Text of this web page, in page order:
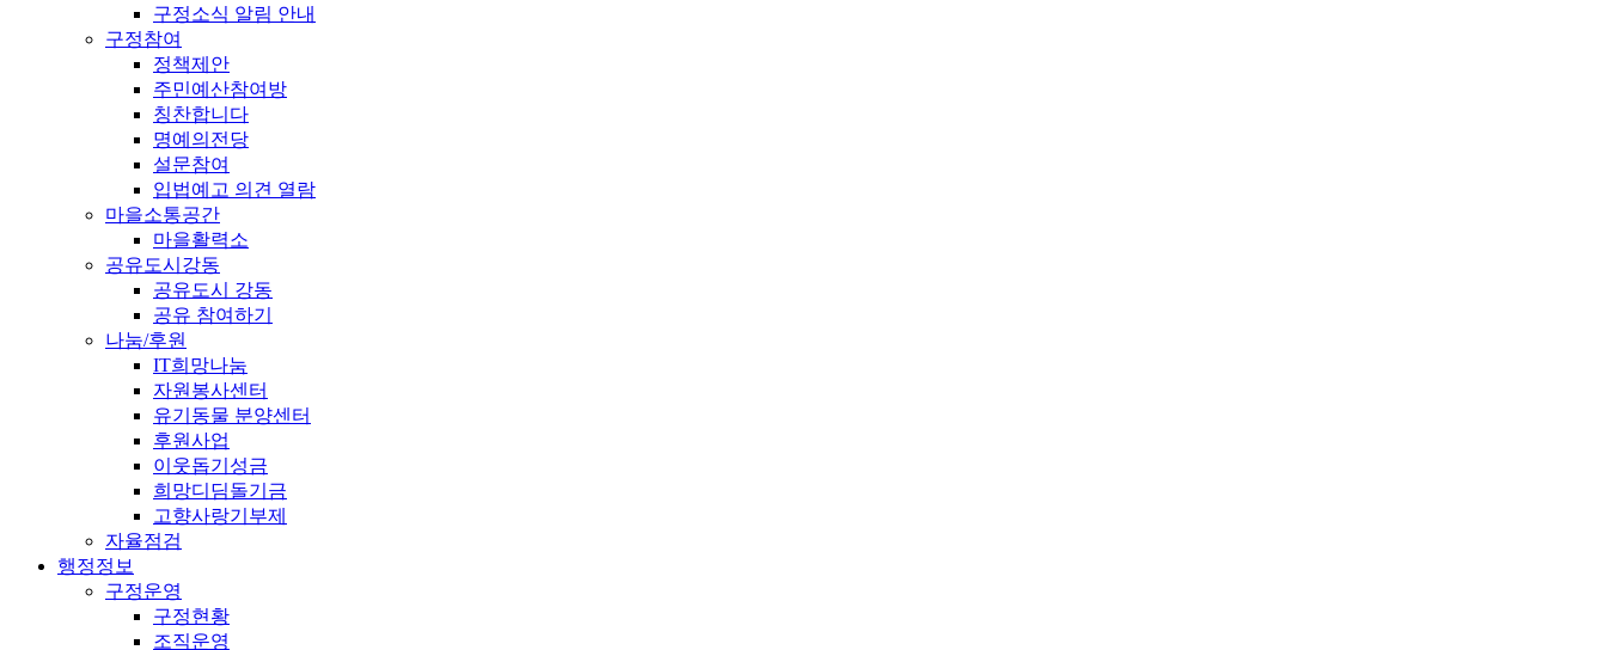
구정소식 알림 안내
구정참여
정책제안
주민예산참여방
칭찬합니다
명예의전당
설문참여
입법예고 의견 열람
마을소통공간
마을활력소
공유도시강동
공유도시 강동
공유 참여하기
나눔/후원
IT희망나눔
자원봉사센터
유기동물 분양센터
후원사업
이웃돕기성금
희망디딤돌기금
고향사랑기부제
자율점검
행정정보
구정운영
구정현황
조직운영